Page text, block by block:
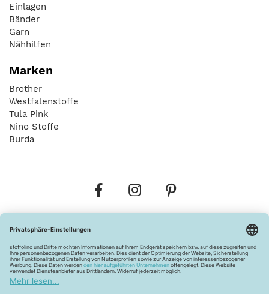
Einlagen
Bänder
Garn
Nähhilfen
Marken
Brother
Westfalenstoffe
Tula Pink
Nino Stoffe
Burda
Widerrufsbelehrung Vertrag widerrufen
Barrierefreiheitserklärung